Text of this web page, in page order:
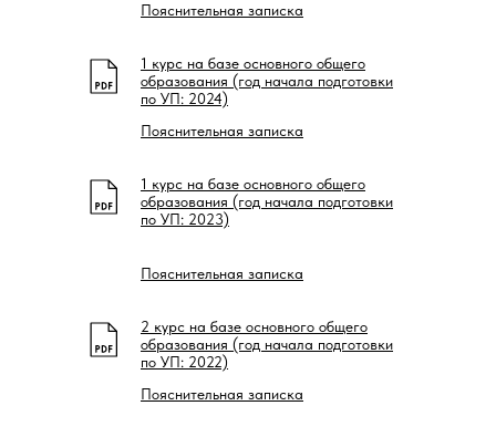
1 курс на базе основного общего
образования (год начала подготовки
по УП: 2023)
Пояснительная записка
2 курс на базе основного общего
образования (год начала подготовки
по УП: 2022)
Пояснительная записка
1 курс на базе основного общего
образования (год начала подготовки
по УП: 2024)
Пояснительная записка
Пояснительная записка